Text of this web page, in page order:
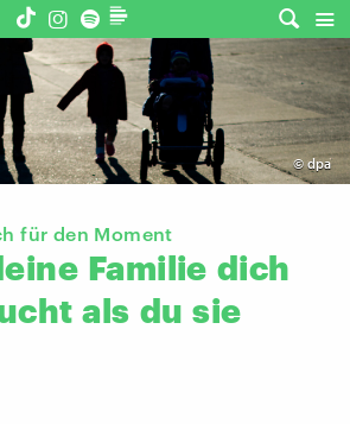
© dpa
für den Moment
Familie dich
als du sie